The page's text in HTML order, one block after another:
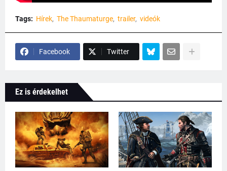
Tags: Hírek The Thaumaturge trailer videók
Facebook Twitter
Ez is érdekelhet